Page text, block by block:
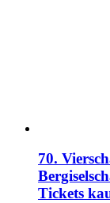
70.
Tickets